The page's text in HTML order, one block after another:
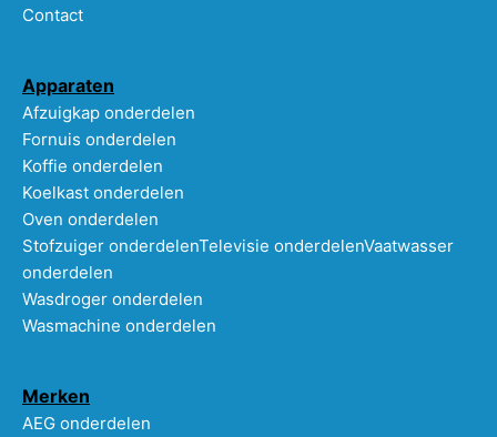
Contact
Apparaten
Afzuigkap onderdelen
Fornuis onderdelen
Koffie onderdelen
Koelkast onderdelen
Oven onderdelen
Stofzuiger onderdelenTelevisie onderdelenVaatwasser
onderdelen
Wasdroger onderdelen
Wasmachine onderdelen
Merken
AEG onderdelen